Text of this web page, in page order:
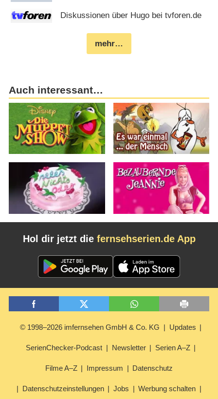
Diskussionen über Hugo bei tvforen.de
mehr…
Auch interessant…
Hol dir jetzt die fernsehserien.de App
© 1998–2026 imfernsehen GmbH & Co. KG Updates
SerienChecker-Podcast Newsletter Serien A–Z
Filme A–Z Impressum Datenschutz
Datenschutzeinstellungen Jobs Werbung schalten